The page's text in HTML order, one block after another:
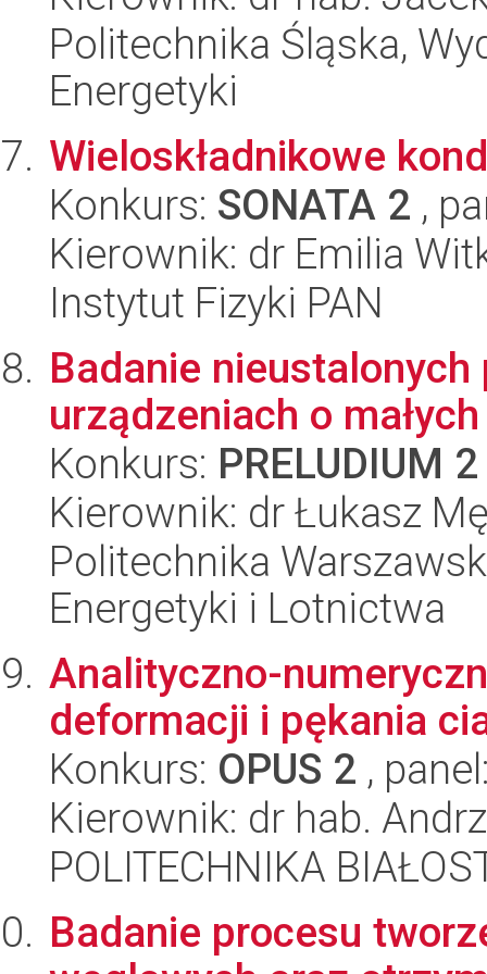
Politechnika Śląska,
Energetyki
Wieloskładnikowe
Konkurs: SONATA 2 ,
Kierownik: dr Emilia
Instytut Fizyki PAN
Badanie
urządzeniach o
Konkurs: PRELUDIUM 2
Kierownik: dr Łukasz
Politechnika
Energetyki i Lotnictwa
Analityczno-
deformacji i pękania
Konkurs: OPUS 2 ,
Kierownik: dr hab.
POLITECHNIKA
Badanie procesu